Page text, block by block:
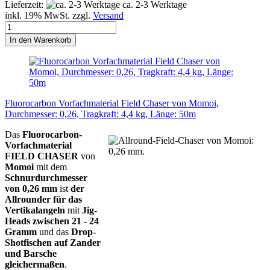
Lieferzeit:
ca. 2-3 Werktage
inkl. 19% MwSt. zzgl. Versand
In den Warenkorb
Fluorocarbon Vorfachmaterial Field Chaser von Momoi,
Durchmesser: 0,26, Tragkraft: 4,4 kg, Länge: 50m
Das Fluorocarbon-
Vorfachmaterial
FIELD CHASER von
Momoi mit dem
Schnurdurchmesser
von 0,26 mm ist der
Allrounder für das
Vertikalangeln mit Jig-
Heads zwischen 21 - 24
Gramm und das Drop-
Shotfischen auf Zander
und Barsche
gleichermaßen.